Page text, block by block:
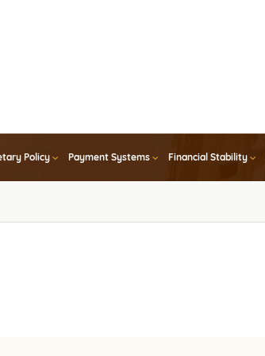
Policy Payment Systems Financial Stability